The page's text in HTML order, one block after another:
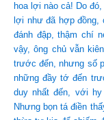
hoa lợi nào cả! Do
lợi như đã hợp đồng,
đánh đập, thậm chí
vậy, ông chủ vẫn
trước đến, nhưng số
những đầy tớ đến
duy nhất đến, với
Nhưng bọn tá điền